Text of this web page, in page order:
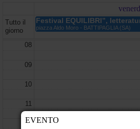
Tutto il
giorno
Festival EQUILIBRI”,
piazza Aldo Moro - BATTIPAGLIA (SA)
08
09
10
11
12
EVENTO